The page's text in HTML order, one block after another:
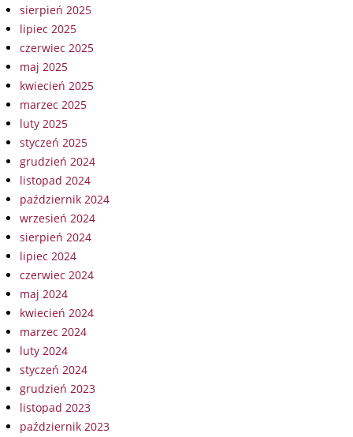
sierpień 2025
lipiec 2025
czerwiec 2025
maj 2025
kwiecień 2025
marzec 2025
luty 2025
styczeń 2025
grudzień 2024
listopad 2024
październik 2024
wrzesień 2024
sierpień 2024
lipiec 2024
czerwiec 2024
maj 2024
kwiecień 2024
marzec 2024
luty 2024
styczeń 2024
grudzień 2023
listopad 2023
październik 2023